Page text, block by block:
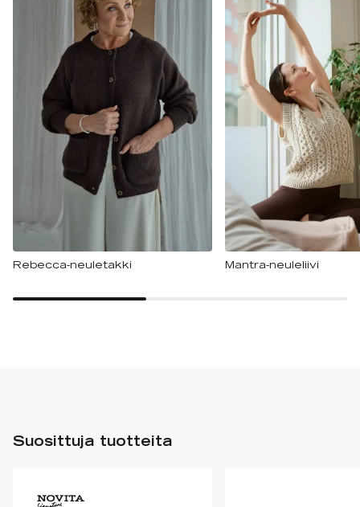
Rebecca-neuletakki Mantra-neuleliivi
Suosittuja tuotteita